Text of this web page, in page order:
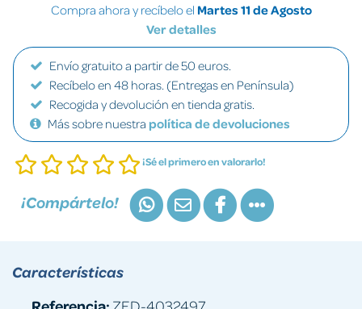
Compra ahora y recíbelo el Martes 11 de Agosto
Ver detalles
Envío gratuito a partir de 50 euros.
Recíbelo en 48 horas. (Entregas en Península)
Recogida y devolución en tienda gratis.
Más sobre nuestra política de devoluciones
¡Sé el primero en valorarlo!
¡Compártelo!
Características
ZED-4032497